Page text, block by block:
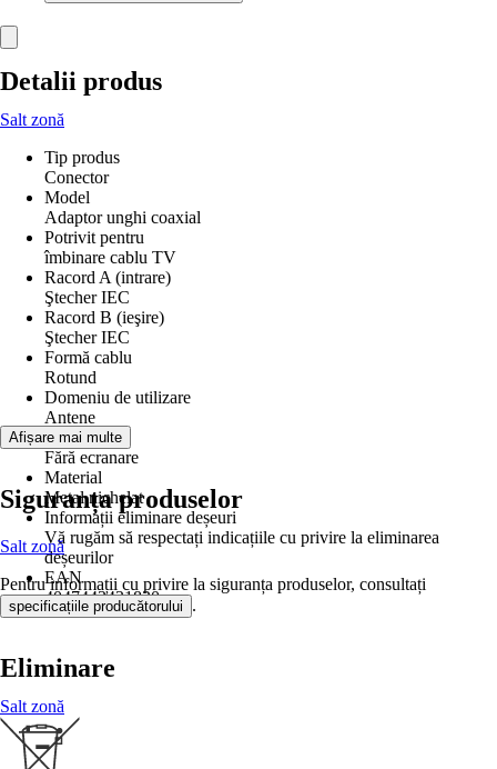
Detalii produs
Salt zonă
Tip produs
Conector
Model
Adaptor unghi coaxial
Potrivit pentru
îmbinare cablu TV
Racord A (intrare)
Ştecher IEC
Racord B (ieşire)
Ştecher IEC
Formă cablu
Rotund
Domeniu de utilizare
Antene
Izolaţie
Fără ecranare
Material
Metal nichelat
Informații eliminare deșeuri
Vă rugăm să respectați indicațiile cu privire la eliminarea
deșeurilor
EAN
4047443431820
Afișare mai multe
Siguranța produselor
Salt zonă
Pentru informații cu privire la siguranța produselor, consultați
specificațiile producătorului .
Eliminare
Salt zonă